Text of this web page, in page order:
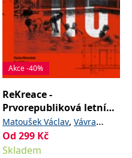
Akce -40%
ReKreace -
Prvorepubliková letní
sídla v okolí Prahy
Matoušek Václav, Vávra
David
Od 299 Kč
Skladem